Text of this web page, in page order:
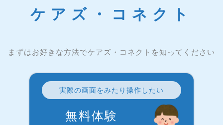
ケアズ・コネクト
まずはお好きな方法でケアズ・コネクトを知ってください
実際の画面をみたり操作したい
無料体験